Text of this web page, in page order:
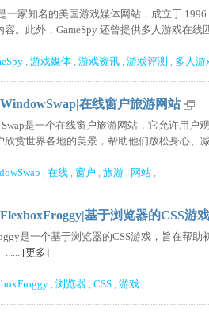
一家知名的美国游戏媒体网站，成立于
容。此外，GameSpy 还曾提供多人游戏在线
, 游戏媒体 , 游戏资讯 , 游戏评测 , 多人游
WindowSwap|在线窗户旅游网站
是一个在线窗户旅游网站，它允许用户
欣赏世界各地的美景，帮助他们放松身心、
, 在线 , 窗户 , 旅游 , 网站 ,
FlexboxFroggy|基于浏览器的CSS游戏
是一个基于浏览器的CSS游戏，旨在帮助
...... [更多]
, 浏览器 , CSS , 游戏 ,